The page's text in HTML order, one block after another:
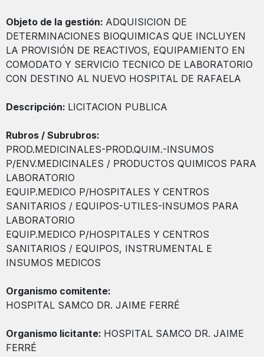
Objeto de la gestión: ADQUISICION DE
DETERMINACIONES BIOQUIMICAS QUE INCLUYEN
LA PROVISIÓN DE REACTIVOS, EQUIPAMIENTO EN
COMODATO Y SERVICIO TECNICO DE LABORATORIO
CON DESTINO AL NUEVO HOSPITAL DE RAFAELA
Descripción: LICITACION PUBLICA
Rubros / Subrubros:
PROD.MEDICINALES-PROD.QUIM.-INSUMOS
P/ENV.MEDICINALES / PRODUCTOS QUIMICOS PARA
LABORATORIO
EQUIP.MEDICO P/HOSPITALES Y CENTROS
SANITARIOS / EQUIPOS-UTILES-INSUMOS PARA
LABORATORIO
EQUIP.MEDICO P/HOSPITALES Y CENTROS
SANITARIOS / EQUIPOS, INSTRUMENTAL E
INSUMOS MEDICOS
Organismo comitente:
HOSPITAL SAMCO DR. JAIME FERRÉ
Organismo licitante: HOSPITAL SAMCO DR. JAIME
FERRÉ